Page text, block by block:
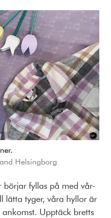
Helsingborg
fyllas på med vår-
lätta tyger, våra hyllor är
Upptäck bretts